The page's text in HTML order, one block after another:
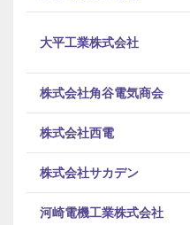
大平工業株式会社
株式会社角谷電気商会
株式会社西電
株式会社サカデン
河崎電機工業株式会社